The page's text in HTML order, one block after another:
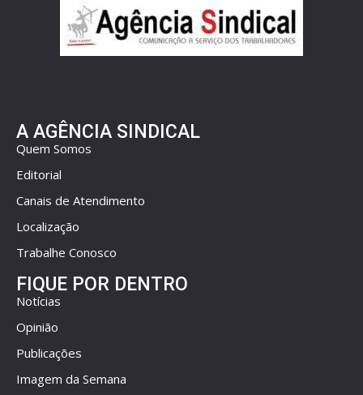
A AGÊNCIA SINDICAL
Quem Somos
Editorial
Canais de Atendimento
Localização
Trabalhe Conosco
FIQUE POR DENTRO
Notícias
Opinião
Publicações
Imagem da Semana